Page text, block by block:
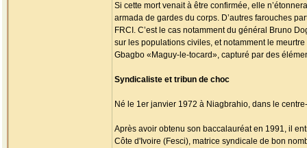
Si cette mort venait à être confirmée, elle
armada de gardes du corps. D’autres farouches
FRCI. C’est le cas notamment du général Bruno
sur les populations civiles, et notamment le
Gbagbo «Maguy-le-tocard», capturé par des
Syndicaliste et tribun de choc
Né le 1er janvier 1972 à Niagbrahio, dans le
Après avoir obtenu son baccalauréat en 1991, il
Côte d'Ivoire (Fesci), matrice syndicale de bon